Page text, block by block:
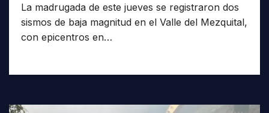
La madrugada de este jueves se registraron dos
sismos de baja magnitud en el Valle del Mezquital,
con epicentros en…